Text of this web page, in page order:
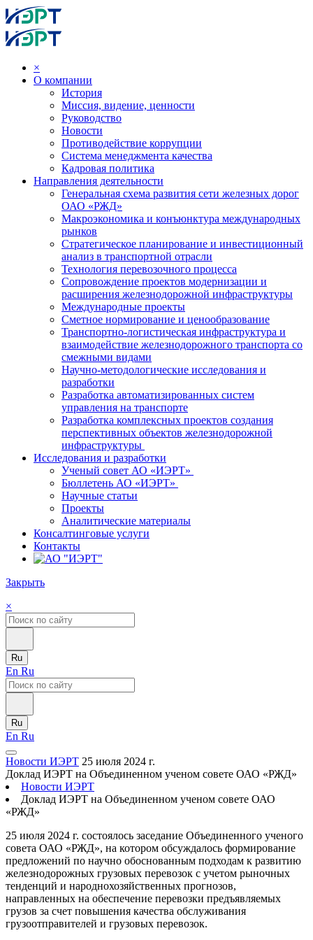
×
О компании
История
Миссия, видение, ценности
Руководство
Новости
Противодействие коррупции
Система менеджмента качества
Кадровая политика
Направления деятельности
Генеральная схема развития сети железных дорог
ОАО «РЖД»
Макроэкономика и конъюнктура международных
рынков
Стратегическое планирование и инвестиционный
анализ в транспортной отрасли
Технология перевозочного процесса
Сопровождение проектов модернизации и
расширения железнодорожной инфраструктуры
Международные проекты
Сметное нормирование и ценообразование
Транспортно-логистическая инфраструктура и
взаимодействие железнодорожного транспорта со
смежными видами
Научно-методологические исследования и
разработки
Разработка автоматизированных систем
управления на транспорте
Разработка комплексных проектов создания
перспективных объектов железнодорожной
инфраструктуры
Исследования и разработки
Ученый совет АО «ИЭРТ»
Бюллетень АО «ИЭРТ»
Научные статьи
Проекты
Аналитические материалы
Консалтинговые услуги
Контакты
Закрыть
×
Ru
En Ru
Ru
En Ru
Новости ИЭРТ 25 июля 2024 г.
Доклад ИЭРТ на Объединенном ученом совете ОАО «РЖД»
Новости ИЭРТ
Доклад ИЭРТ на Объединенном ученом совете ОАО
«РЖД»
25 июля 2024 г. состоялось заседание Объединенного ученого
совета ОАО «РЖД», на котором обсуждалось формирование
предложений по научно обоснованным подходам к развитию
железнодорожных грузовых перевозок с учетом рыночных
тенденций и народнохозяйственных прогнозов,
направленных на обеспечение перевозки предъявляемых
грузов за счет повышения качества обслуживания
грузоотправителей и грузовых перевозок.